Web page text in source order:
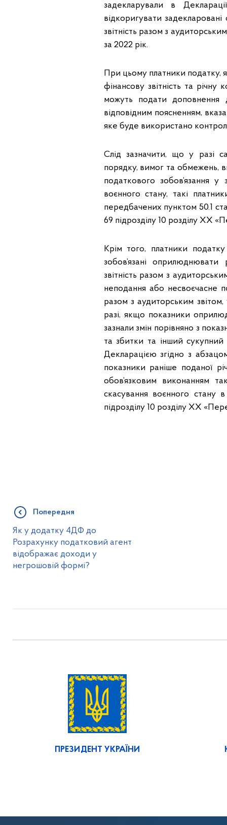
задекларували в
відкоригувати
звітність разом з
за 2022 рік.
При цьому платники податку,
фінансову звітність та річну
можуть подати доповнення
відповідним поясненням,
яке буде використано
Слід зазначити, що у разі
порядку, вимог та обмежень,
податкового зобов’язання
воєнного стану, такі
передбачених пунктом 50.1
69 підрозділу 10 розділу ХХ
Крім того, платники
зобов’язані оприлюднювати
звітність разом з
неподання або несвоєчасне
разом з аудиторським
разі, якщо показники
зазнали змін порівняно з
та збитки та інший сукупний
Декларацією згідно з
показники раніше поданої
обов’язковим виконанням
скасування воєнного стану
підрозділу 10 розділу ХХ
Попередня
Як у додатку 4ДФ до
Розрахунку податковий агент
відображає доходи у
негрошовій формі?
ПРЕЗИДЕНТ УКРАЇНИ